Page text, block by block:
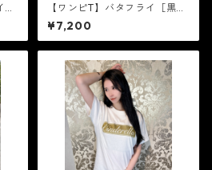
【ワンピT】バタフライ［黒×
ゴールド箔］
¥7,200